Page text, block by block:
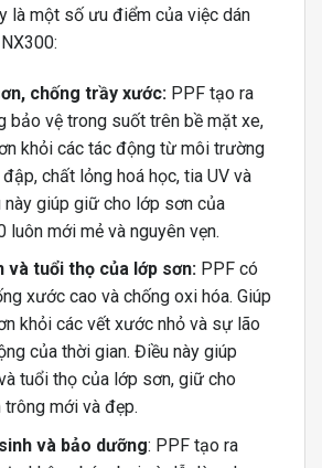
là một số ưu điểm của việc dán
chống trầy xước:PPF tạo ra
bảo vệ trong suốt trên bề mặt xe,
khỏi các tác động từ môi trường
chất lỏng hoá học, tia UV và
giúp giữ cho lớp sơn của
luôn mới mẻ và nguyên vẹn.
và tuổi thọ của lớp sơn:PPF có
xước cao và chống oxi hóa. Giúp
khỏi các vết xước nhỏ và sự lão
của thời gian. Điều này giúp
tuổi thọ của lớp sơn, giữ cho
mới và đẹp.
và bảo dưỡng: PPF tạo ra